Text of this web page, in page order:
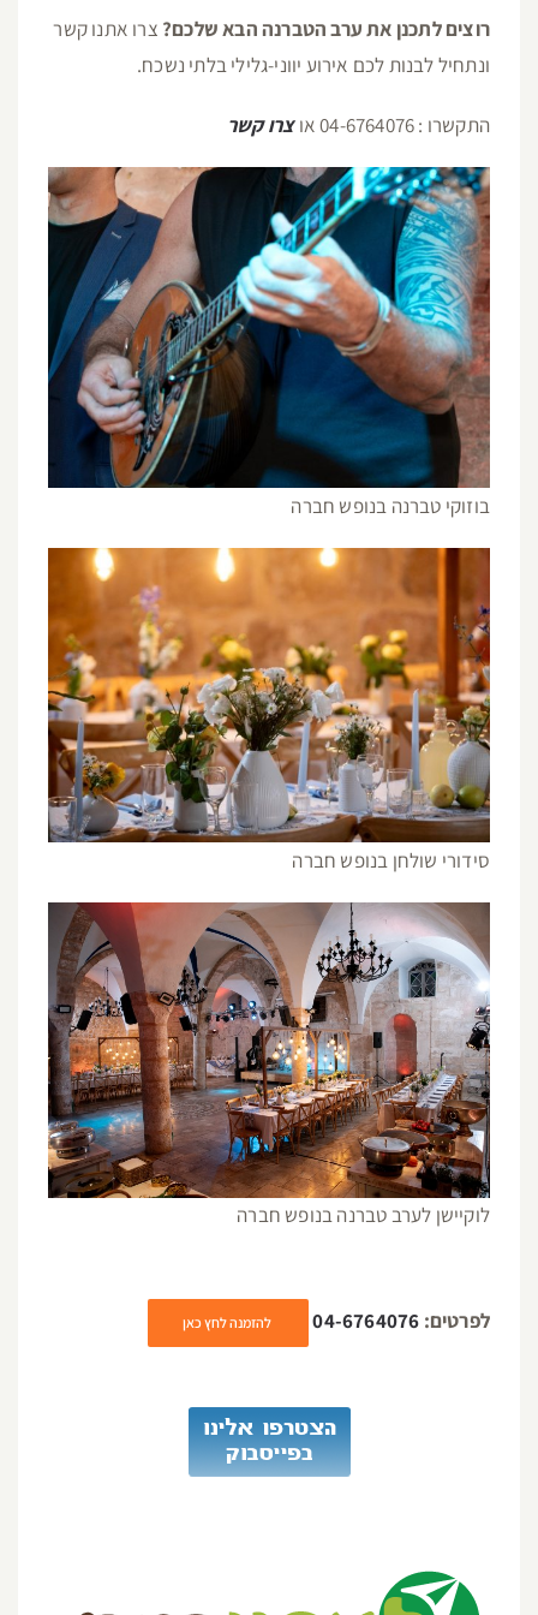
רוצים לתכנן את ערב הטברנה הבא שלכם? צרו אתנו קשר
ונתחיל לבנות לכם אירוע יווני-גלילי בלתי נשכח.
התקשרו : 04-6764076 או צרו קשר
בוזוקי טברנה בנופש חברה
סידורי שולחן בנופש חברה
לוקיישן לערב טברנה בנופש חברה
לפרטים: 04-6764076 להזמנה לחץ כאן